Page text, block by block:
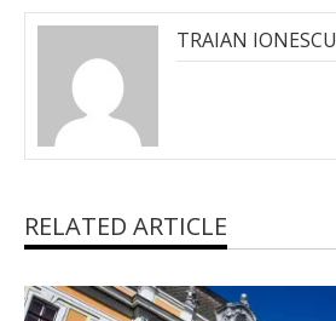
TRAIAN IONESCU
RELATED ARTICLE